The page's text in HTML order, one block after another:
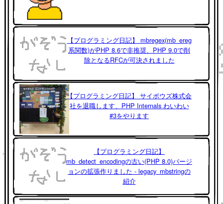
【プログラミング日記】 mbregex(mb_ereg
系関数)がPHP 8.6で非推奨、PHP 9.0で削
除となるRFCが可決されました
【プログラミング日記】 サイボウズ株式会
社を退職します、PHP Internals わいわい
#3をやります
【プログラミング日記】
mb_detect_encodingの古い(PHP 8.0)バージ
ョンの拡張作りました - legacy_mbstringの
紹介